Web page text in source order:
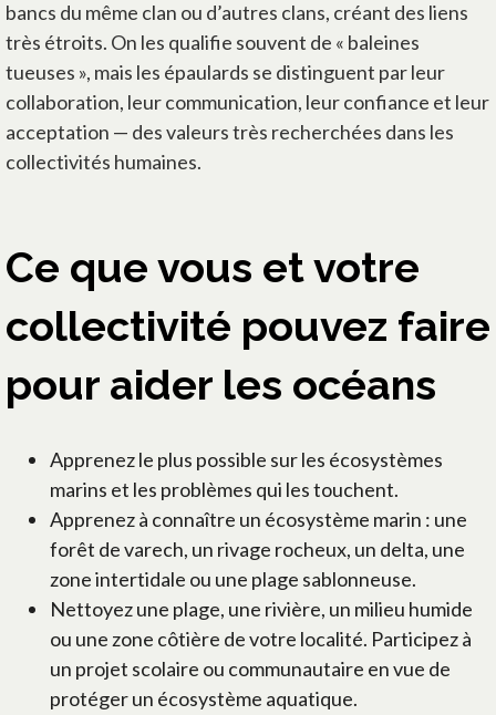
bancs du même clan ou d’autres clans, créant des liens
très étroits. On les qualifie souvent de « baleines
tueuses », mais les épaulards se distinguent par leur
collaboration, leur communication, leur confiance et leur
acceptation — des valeurs très recherchées dans les
collectivités humaines.
Ce que vous et votre
collectivité pouvez faire
pour aider les océans
Apprenez le plus possible sur les écosystèmes
marins et les problèmes qui les touchent.
Apprenez à connaître un écosystème marin : une
forêt de varech, un rivage rocheux, un delta, une
zone intertidale ou une plage sablonneuse.
Nettoyez une plage, une rivière, un milieu humide
ou une zone côtière de votre localité. Participez à
un projet scolaire ou communautaire en vue de
protéger un écosystème aquatique.